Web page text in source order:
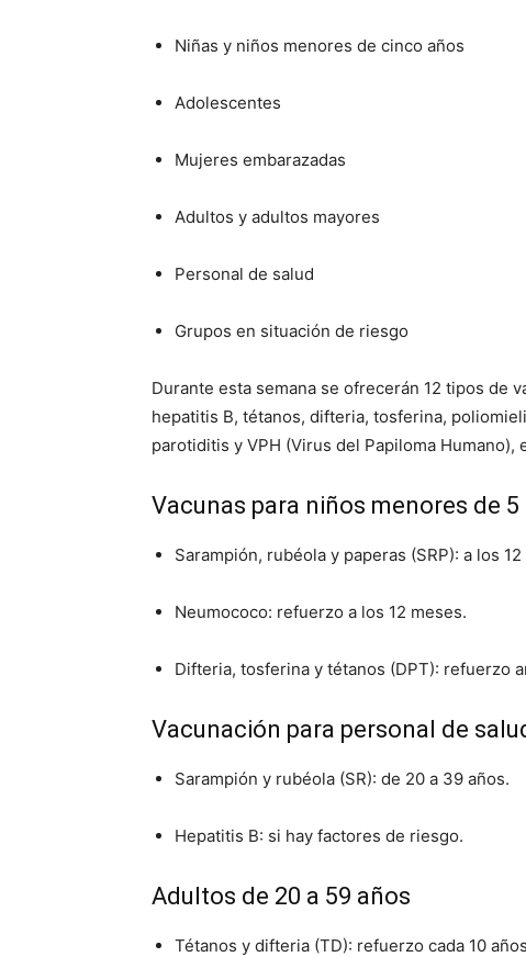
Niñas y niños menores de cinco años
Adolescentes
Mujeres embarazadas
Adultos y adultos mayores
Personal de salud
Grupos en situación de riesgo
Durante esta semana se ofrecerán 12 tipos de
hepatitis B, tétanos, difteria, tosferina,
parotiditis y VPH (Virus del Papiloma Humano),
Vacunas para niños menores de 5
Sarampión, rubéola y paperas (SRP): a los 12
Neumococo: refuerzo a los 12 meses.
Difteria, tosferina y tétanos (DPT): refuerzo
Vacunación para personal de
Sarampión y rubéola (SR): de 20 a 39 años.
Hepatitis B: si hay factores de riesgo.
Adultos de 20 a 59 años
Tétanos y difteria (TD): refuerzo cada 10